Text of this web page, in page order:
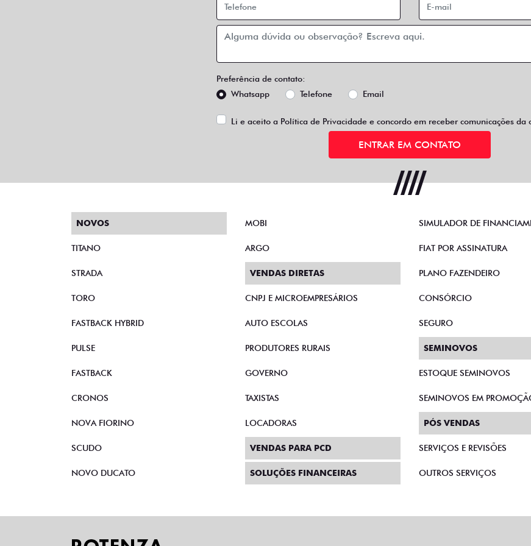
Preferência de contato:
Whatsapp
Telefone Email
Li e aceito a Política de Privacidadee concordo em receber comunicações da
ENTRAR EM CONTATO
NOVOS
TITANO
STRADA
TORO
FASTBACK HYBRID
PULSE
FASTBACK
CRONOS
NOVA FIORINO
SCUDO
NOVO DUCATO
MOBI
ARGO
VENDAS DIRETAS
CNPJ E MICROEMPRESÁRIOS
AUTO ESCOLAS
PRODUTORES RURAIS
GOVERNO
TAXISTAS
LOCADORAS
VENDAS PARA PCD
SOLUÇÕES FINANCEIRAS
SIMULADOR DE
FIAT POR ASSINATURA
PLANO FAZENDEIRO
CONSÓRCIO
SEGURO
SEMINOVOS
ESTOQUE SEMINOVOS
SEMINOVOS EM
PÓS VENDAS
SERVIÇOS E REVISÕES
OUTROS SERVIÇOS